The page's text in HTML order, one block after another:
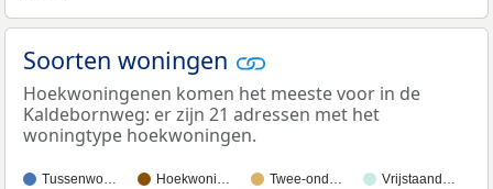
Soorten woningen
Hoekwoningenen komen het meeste voor in de
Kaldebornweg: er zijn 21 adressen met het
woningtype hoekwoningen.
Tussenwo… Hoekwoni… Twee-ond… Vrijstaand…